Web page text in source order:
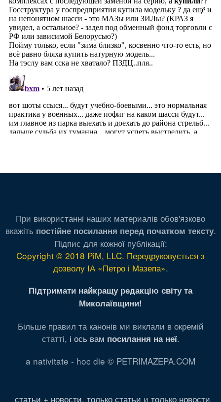
При використанні наших материалів обов'язково
вкажіть постійне посилання перед початком тексту.
Підпис для кожної публікації:
Copyright © 2018 PiM, LLC. Передруковується з
дозволу ІА «Петро і Мазепа».
Підтримати найкращу редакцію світу та
Миколаївщини!
Більше правил та канонів ми виклали в окремій
статті, і ось вам посилання на неї.
a nativitate - hoc die © PETRIMAZEPA.COM
статьи + новости, только статьи и только новости